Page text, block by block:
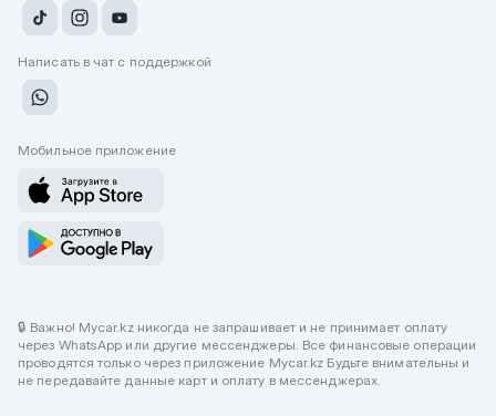
Написать в чат с поддержкой
Мобильное приложение
🔒 Важно! Mycar.kz никогда не запрашивает и не принимает оплату
через WhatsApp или другие мессенджеры. Все финансовые операции
проводятся только через приложение Mycar.kz Будьте внимательны и
не передавайте данные карт и оплату в мессенджерах.